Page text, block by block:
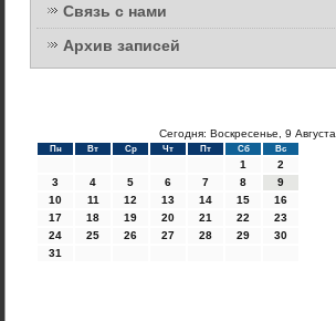
Связь с нами
Архив записей
Сегодня: Воскресенье, 9 Августа
Пн Вт Ср Чт Пт Сб Вс
1
2
3
4 5 6 7 8
9
10
11 12 13 14 15
16
17
18 19 20 21 22
23
24
25 26 27 28 29
30
31